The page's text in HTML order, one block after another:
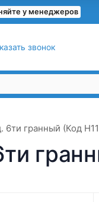
у менеджеров
звонок
6ти гранный (Код